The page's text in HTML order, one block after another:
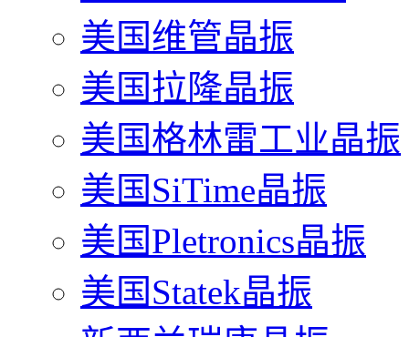
美国维管晶振
美国拉隆晶振
美国格林雷工业晶振
美国SiTime晶振
美国Pletronics晶振
美国Statek晶振